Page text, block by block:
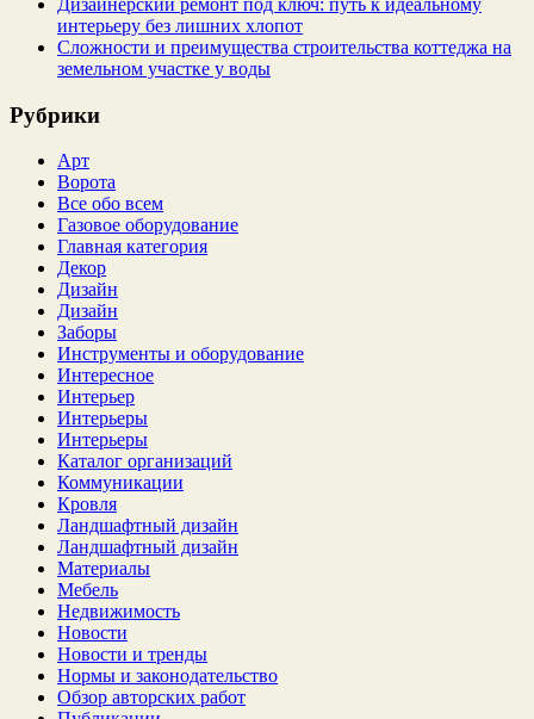
Дизайнерский ремонт под ключ: путь к идеальному
интерьеру без лишних хлопот
Сложности и преимущества строительства коттеджа на
земельном участке у воды
Рубрики
Арт
Ворота
Все обо всем
Газовое оборудование
Главная категория
Декор
Дизайн
Дизайн
Заборы
Инструменты и оборудование
Интересное
Интерьер
Интерьеры
Интерьеры
Каталог организаций
Коммуникации
Кровля
Ландшафтный дизайн
Ландшафтный дизайн
Материалы
Мебель
Недвижимость
Новости
Новости и тренды
Нормы и законодательство
Обзор авторских работ